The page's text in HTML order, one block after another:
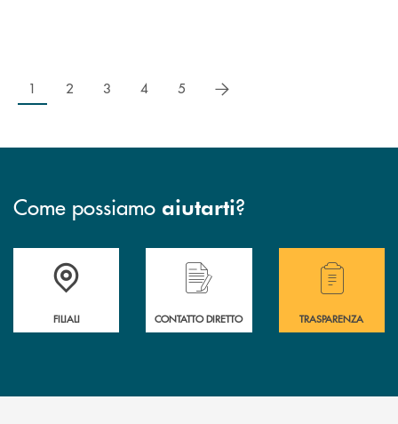
1 2 3 4 5 successivo
Come possiamo aiutarti?
Trova la filiale più vicina a te
FILIALI
Hai bisogno di assistenza immediata ?
CONTATTO DIRETTO
Hai bisogno di
TRASPARENZA